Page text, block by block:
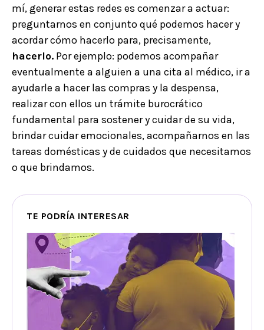
mí, generar estas redes es comenzar a actuar:
preguntarnos en conjunto qué podemos hacer y
acordar cómo hacerlo para, precisamente,
hacerlo. Por ejemplo: podemos acompañar
eventualmente a alguien a una cita al médico, ir a
ayudarle a hacer las compras y la despensa,
realizar con ellos un trámite burocrático
fundamental para sostener y cuidar de su vida,
brindar cuidar emocionales, acompañarnos en las
tareas domésticas y de cuidados que necesitamos
o que brindamos.
TE PODRÍA INTERESAR